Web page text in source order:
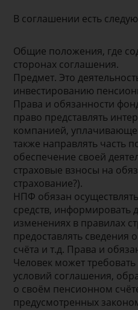
В соглашении есть
Общие положения, где
сторонах соглашения.
Предмет. Это
инвестированию
Права и обязанности
право представлять
компанией,
также направлять часть
обеспечение своей
страховые взносы на
страхование?).
НПФ обязан
средств, информировать
изменениях в правилах
предоставлять сведения
счёта и т.д. Права и
Человек может
условий соглашения,
о своём пенсионном
предусмотренных